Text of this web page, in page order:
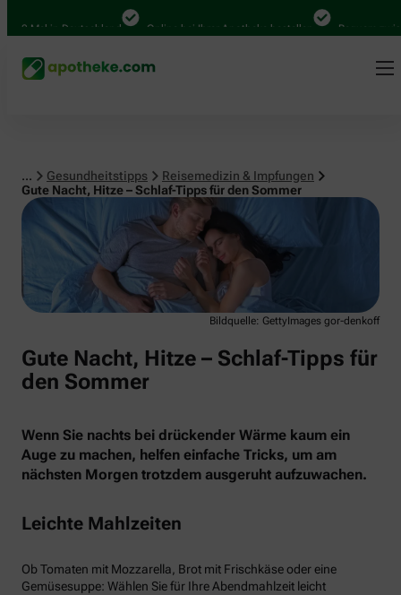
Mal in Deutschland Online bei Ihrer Apotheke bestellen Bequem
... Gesundheitstipps
Reisemedizin & Impfungen
Gute Nacht, Hitze – Schlaf-Tipps für den Sommer
Reisemedizin & Impfungen
Bildquelle: GettyImages gor-denkoff
Gute Nacht, Hitze – Schlaf-Tipps für
den Sommer
Wenn Sie nachts bei drückender Wärme kaum ein
Auge zu machen, helfen einfache Tricks, um am
nächsten Morgen trotzdem ausgeruht aufzuwachen.
Leichte Mahlzeiten
Ob Tomaten mit Mozzarella, Brot mit Frischkäse oder eine
Gemüsesuppe: Wählen Sie für Ihre Abendmahlzeit leicht